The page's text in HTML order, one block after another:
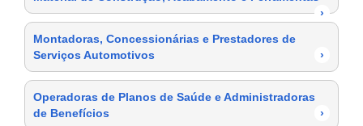
›
Montadoras, Concessionárias e Prestadores de
Serviços Automotivos
›
Operadoras de Planos de Saúde e Administradoras
de Benefícios
›